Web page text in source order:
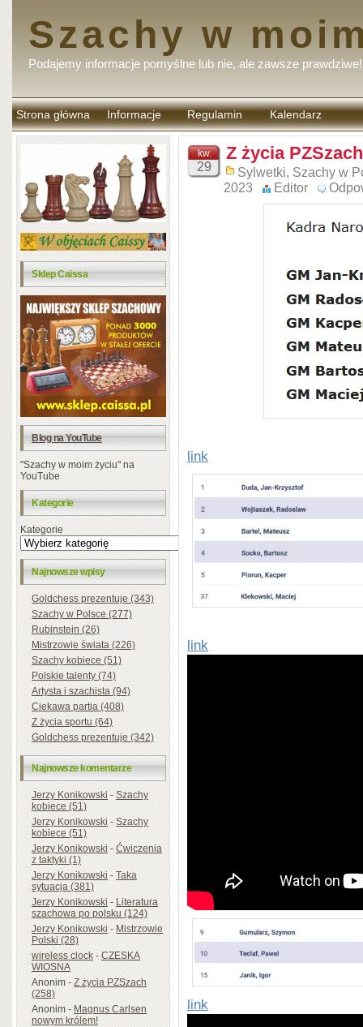
Szachy w
Podajemy informacje pomyślne lub nie, ale zawsze prawdziwe!
Strona główna Informacje Regulamin
komentarzy
Kalendarz
Sklep Caissa
Blog na YouTube
"Szachy w moim życiu" na
YouTube
Kategorie
Kategorie
Najnowsze wpisy
Goldchess prezentuje (343)
Szachy w Polsce (277)
Rubinstein (26)
Mistrzowie świata (226)
Szachy kobiece (51)
Polskie talenty (74)
Artysta i szachista (94)
Ciekawa partia (408)
Z życia sportu (64)
Goldchess prezentuje (342)
Najnowsze komentarze
Jerzy Konikowski-Szachy
kobiece (51)
Jerzy Konikowski-Szachy
kobiece (51)
Jerzy Konikowski-Ćwiczenia
z taktyki (1)
Jerzy Konikowski-Taka
sytuacja (381)
Jerzy Konikowski-Literatura
szachowa po polsku (124)
Jerzy Konikowski-Mistrzowie
Polski (28)
wireless clock-CZESKA
WIOSNA
Anonim-Z życia PZSzach
(258)
Anonim-Magnus Carlsen
nowym królem!
kw.
29
Z życia
Sylwetki, Szachy w
2023
Editor
link
link
link